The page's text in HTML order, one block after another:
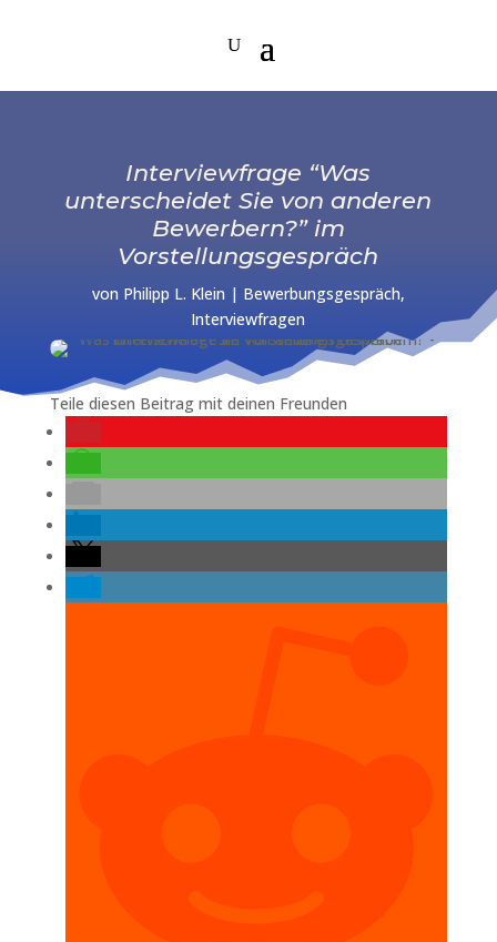
Interviewfrage “Was
unterscheidet Sie von anderen
Bewerbern?” im
Vorstellungsgespräch
von Philipp L. Klein | Bewerbungsgespräch,
Interviewfragen
Teile diesen Beitrag mit deinen Freunden